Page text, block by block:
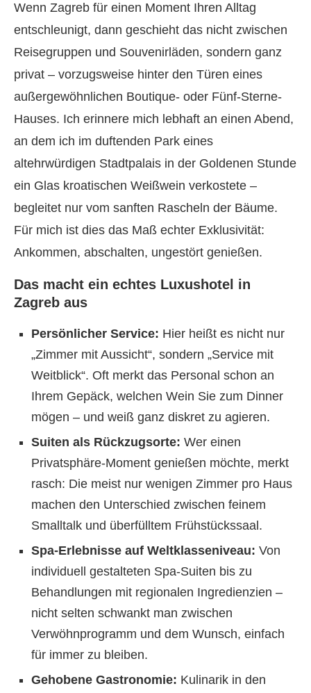
Wenn Zagreb für einen Moment Ihren Alltag
entschleunigt, dann geschieht das nicht zwischen
Reisegruppen und Souvenirläden, sondern ganz
privat – vorzugsweise hinter den Türen eines
außergewöhnlichen Boutique- oder Fünf-Sterne-
Hauses. Ich erinnere mich lebhaft an einen Abend,
an dem ich im duftenden Park eines
altehrwürdigen Stadtpalais in der Goldenen Stunde
ein Glas kroatischen Weißwein verkostete –
begleitet nur vom sanften Rascheln der Bäume.
Für mich ist dies das Maß echter Exklusivität:
Ankommen, abschalten, ungestört genießen.
Das macht ein echtes Luxushotel in
Zagreb aus
Persönlicher Service: Hier heißt es nicht nur
„Zimmer mit Aussicht“, sondern „Service mit
Weitblick“. Oft merkt das Personal schon an
Ihrem Gepäck, welchen Wein Sie zum Dinner
mögen – und weiß ganz diskret zu agieren.
Suiten als Rückzugsorte: Wer einen
Privatsphäre-Moment genießen möchte, merkt
rasch: Die meist nur wenigen Zimmer pro Haus
machen den Unterschied zwischen feinem
Smalltalk und überfülltem Frühstückssaal.
Spa-Erlebnisse auf Weltklasseniveau: Von
individuell gestalteten Spa-Suiten bis zu
Behandlungen mit regionalen Ingredienzien –
nicht selten schwankt man zwischen
Verwöhnprogramm und dem Wunsch, einfach
für immer zu bleiben.
Gehobene Gastronomie: Kulinarik in den